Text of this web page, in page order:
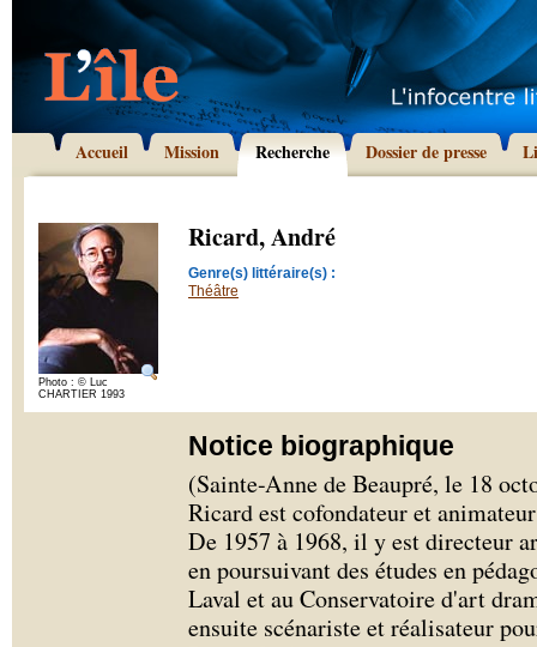
Accueil Mission Recherche Dossier de presse
Photo : © Luc
CHARTIER 1993
Ricard, André
Genre(s) littéraire(s) :
Théâtre
Notice biographique
(Sainte-Anne de Beaupré, le 18
Ricard est cofondateur et
De 1957 à 1968, il y est directeur
en poursuivant des études en
Laval et au Conservatoire d'art
ensuite scénariste et réalisateur